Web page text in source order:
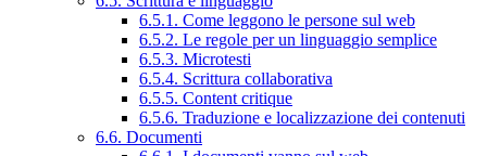
6.5.1. Come leggono le persone sul web
6.5.2. Le regole per un linguaggio semplice
6.5.3. Microtesti
6.5.4. Scrittura collaborativa
6.5.5. Content critique
6.5.6. Traduzione e localizzazione dei contenuti
6.6. Documenti